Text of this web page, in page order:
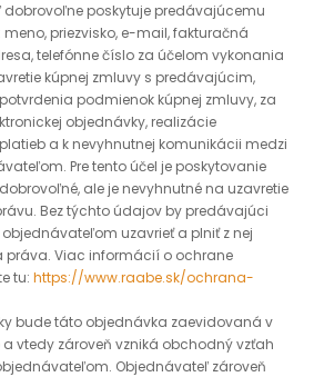
poskytuje predávajúcemu
priezvisko, e-mail, fakturačná
telefónne číslo za účelom vykonania
kúpnej zmluvy s predávajúcim,
podmienok kúpnej zmluvy, za
objednávky, realizácie
a k nevyhnutnej komunikácii medzi
Pre tento účel je poskytovanie
ale je nevyhnutné na uzavretie
Bez týchto údajov by predávajúci
uzavrieť a plniť z nej
práva. Viac informácií o ochrane
tu: https://www.raabe.sk/ochrana-
bude táto objednávka zaevidovaná v
vtedy zároveň vzniká obchodný vzťah
Objednávateľ zároveň